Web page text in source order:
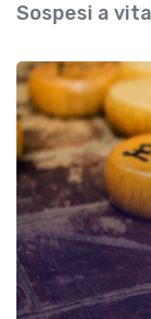
Sospesi a